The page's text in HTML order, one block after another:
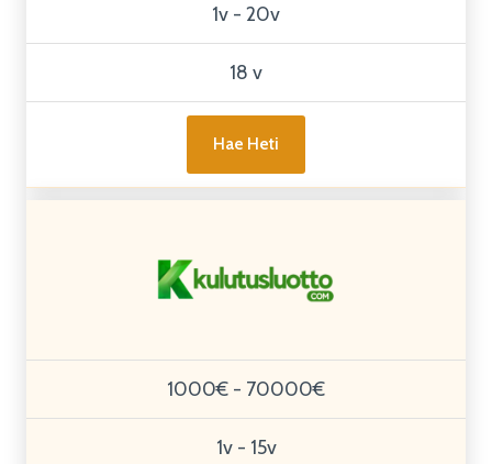
1v - 20v
18 v
Hae Heti
1000€ - 70000€
1v - 15v